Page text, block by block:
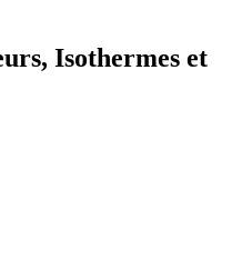
Isothermes et